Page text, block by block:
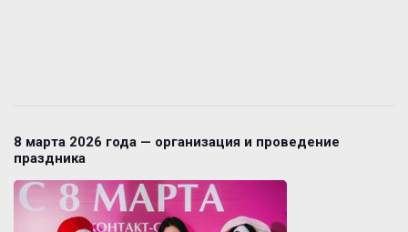
8 марта 2026 года — организация и проведение
праздника